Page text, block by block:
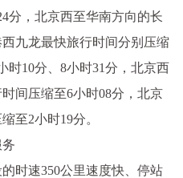
分，北京西至华南方向的长
九龙最快旅行时间分别压缩
时10分、8小时31分，北京西
间压缩至6小时08分，北京
至2小时19分。
时速350公里速度快、停站